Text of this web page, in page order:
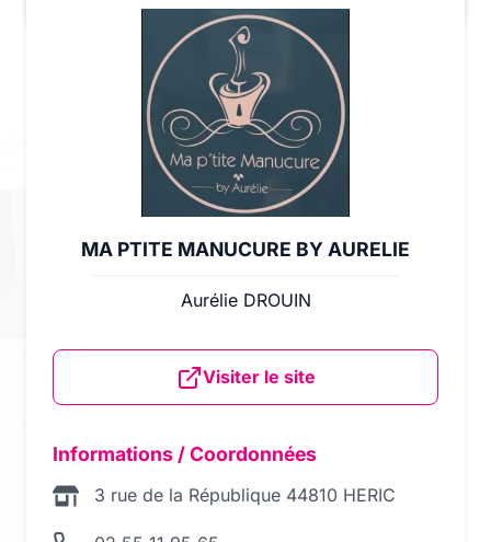
MA PTITE MANUCURE BY AURELIE
Aurélie DROUIN
Visiter le site
Informations / Coordonnées
3 rue de la République 44810 HERIC